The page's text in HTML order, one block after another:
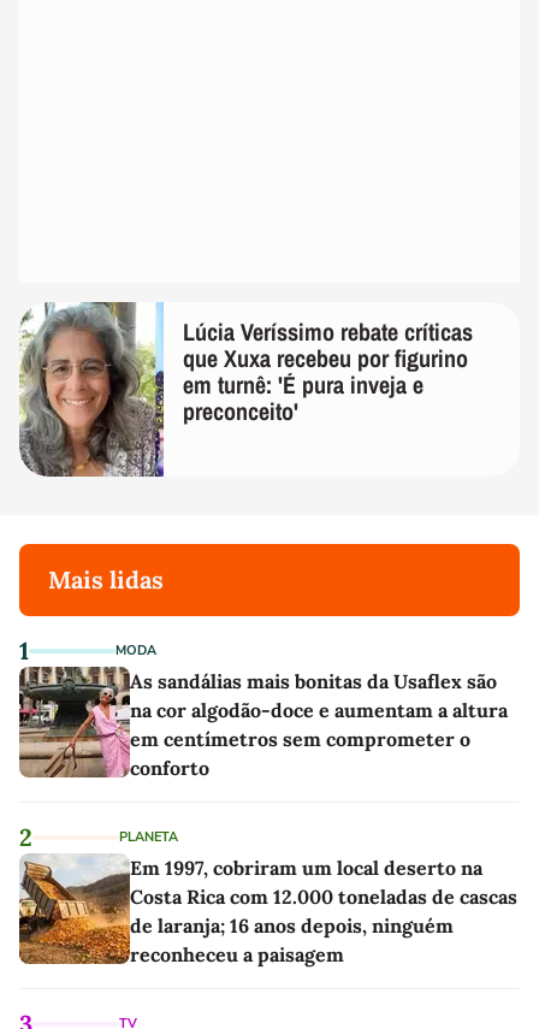
Lúcia Veríssimo rebate críticas
que Xuxa recebeu por figurino
em turnê: 'É pura inveja e
preconceito'
Mais lidas
1 MODA
As sandálias mais bonitas da Usaflex são
na cor algodão-doce e aumentam a altura
em centímetros sem comprometer o
conforto
2 PLANETA
Em 1997, cobriram um local deserto na
Costa Rica com 12.000 toneladas de cascas
de laranja; 16 anos depois, ninguém
reconheceu a paisagem
TV